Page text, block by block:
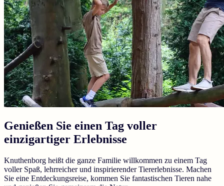
Genießen Sie einen Tag voller
einzigartiger Erlebnisse
Knuthenborg heißt die ganze Familie willkommen zu einem Tag
voller Spaß, lehrreicher und inspirierender Tiererlebnisse. Machen
Sie eine Entdeckungsreise, kommen Sie fantastischen Tieren nahe